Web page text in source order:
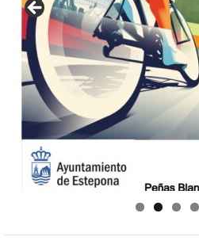
GUIA DE INSTALACIONES